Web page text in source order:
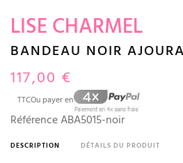
LISE CHARMEL
BANDEAU NOIR
117,00 €
TTCOu payer en
RéférenceABA5015-noir
DESCRIPTION DÉTAILS DU PRODUIT